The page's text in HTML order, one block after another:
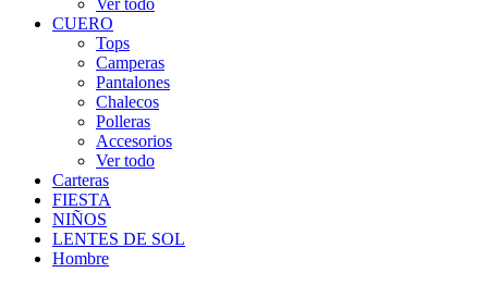
Ver todo
CUERO
Tops
Camperas
Pantalones
Chalecos
Polleras
Accesorios
Ver todo
Carteras
FIESTA
NIÑOS
LENTES DE SOL
Hombre